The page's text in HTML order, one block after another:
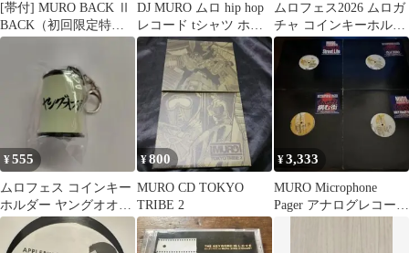
[帯付] MURO BACK Ⅱ
BACK（初回限定特殊
パッケージ）
(T26) [Y4]
DJ MURO ムロ hip hop
レコード tシャツ ホワ
イト M
ムロフェス2026 ムロガ
チャ コインキーホルダ
ーLACCOTOWER
¥555
ムロフェス コインキー
ホルダー ヤングオオハ
ラ
¥800
MURO CD TOKYO
TRIBE 2
¥3,333
MURO Microphone
Pager アナログレコード